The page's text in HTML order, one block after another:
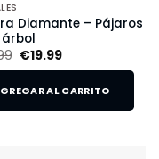
Diamante – Pájaros
árbol
€19.99
AL CARRITO